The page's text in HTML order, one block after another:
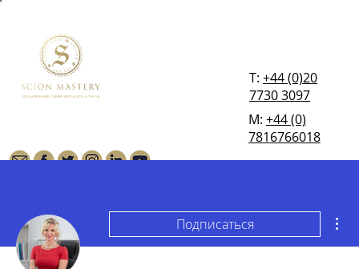
T:+44 (0)20
7730 3097
М: +44 (0)
7816766018
Подписаться